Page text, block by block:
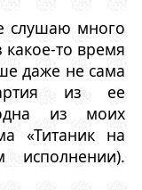
слушаю много
то время
даже не сама
из ее
из моих
«Титаник на